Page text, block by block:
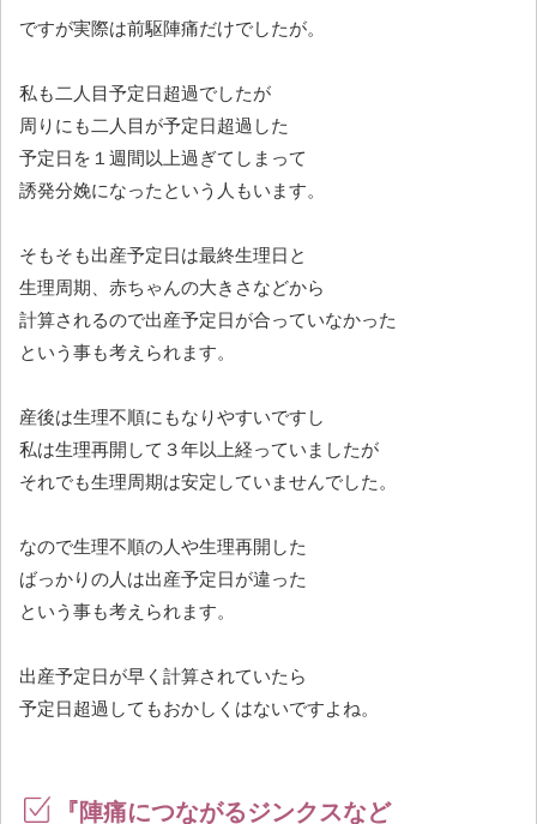
ですが実際は前駆陣痛だけでしたが。
私も二人目予定日超過でしたが
周りにも二人目が予定日超過した
予定日を１週間以上過ぎてしまって
誘発分娩になったという人もいます。
そもそも出産予定日は最終生理日と
生理周期、赤ちゃんの大きさなどから
計算されるので出産予定日が合っていなかった
という事も考えられます。
産後は生理不順にもなりやすいですし
私は生理再開して３年以上経っていましたが
それでも生理周期は安定していませんでした。
なので生理不順の人や生理再開した
ばっかりの人は出産予定日が違った
という事も考えられます。
出産予定日が早く計算されていたら
予定日超過してもおかしくはないですよね。
『陣痛につながるジンクスなど